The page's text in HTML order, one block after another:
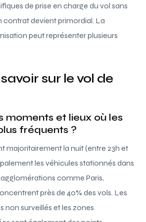
de prise en charge du vol sans
contrat devient primordial. La
peut représenter plusieurs
sur le vol de
moments et lieux où les
fréquents ?
majoritairement la nuit (entre 23h et
les véhicules stationnés dans
comme Paris,
près de 40% des vols. Les
non surveillés et les zones